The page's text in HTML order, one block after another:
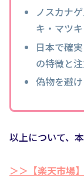
ノスカナ
キ・マツ
日本で確
の特徴と
偽物を避
以上について、
＞＞【楽天市場